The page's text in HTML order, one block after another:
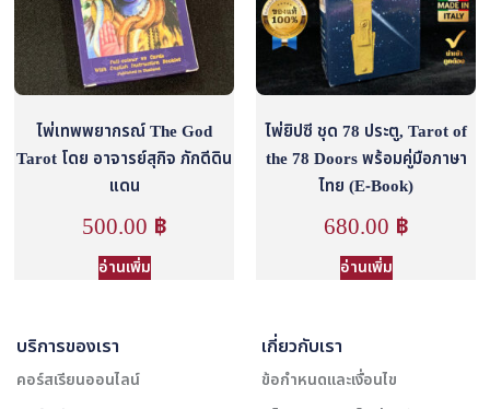
ไพ่เทพพยากรณ์ The God
Tarot โดย อาจารย์สุกิจ ภักดีดิน
แดน
500.00 ฿
อ่านเพิ่ม
ไพ่ยิปซี ชุด 78 ประตู, Tarot of
the 78 Doors พร้อมคู่มือภาษา
ไทย (E-Book)
680.00 ฿
อ่านเพิ่ม
บริการของเรา
คอร์สเรียนออนไลน์
เกี่ยวกับเรา
ข้อกำหนดและเงื่อนไข